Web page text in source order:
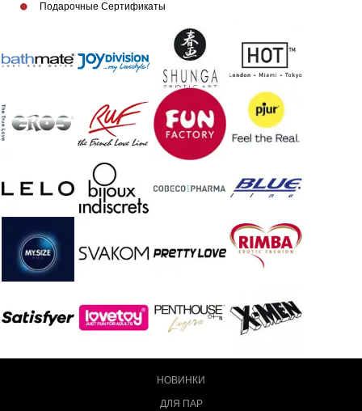
Подарочные Сертификаты
НОВИНКИ
ДЛЯ ПАР